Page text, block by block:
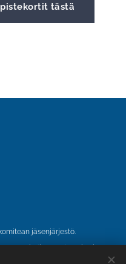
tästä
jäsenjärjestö.